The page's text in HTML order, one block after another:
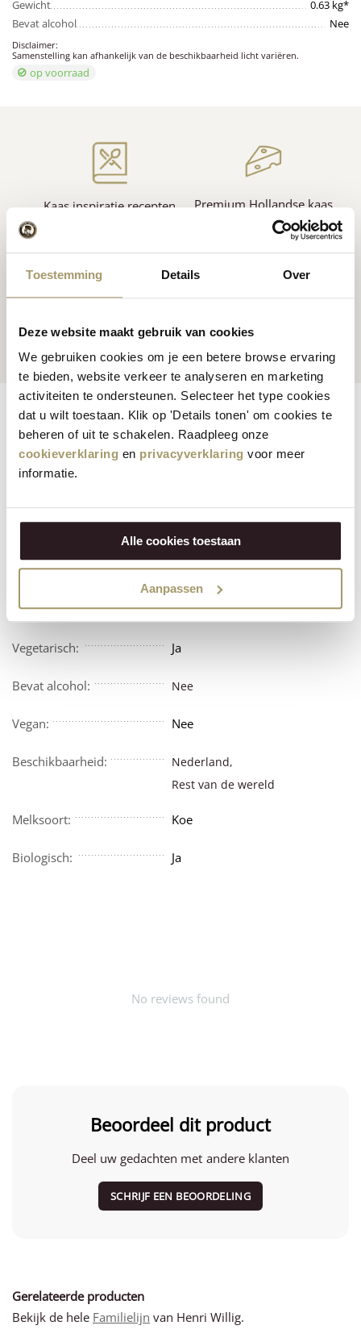
Toestemming Details Over
Deze website maakt gebruik van cookies
We gebruiken cookies om je een betere browse ervaring
te bieden, website verkeer te analyseren en marketing
activiteiten te ondersteunen. Selecteer het type cookies
dat u wilt toestaan. Klik op 'Details tonen' om cookies te
beheren of uit te schakelen. Raadpleeg onze
cookieverklaring en privacyverklaring voor meer
informatie.
Alle cookies toestaan
Aanpassen
Gewicht
0.63 kg*
Bevat alcohol
Nee
Disclaimer:
Samenstelling kan afhankelijk van de beschikbaarheid licht variëren.
op voorraad
Kaas inspiratierecepten Premium Hollandse kaas
Klanten beoordelen ons
gemiddeld met een 9.5
Ingrediënten Eigenschappen
Reviews
Overige informatie
voedingsinformatie te gaan:
Fabuolous Fenugreek by Jacob Willig Biologische Koekaas 210
Pure Gold by Wiebe Willig Biologische Koekaas 210 gram
Vegetarisch: Ja
Bevat alcohol: Nee
Vegan: Nee
Beschikbaarheid:
Nederland,
Rest van de wereld
Melksoort: Koe
Biologisch: Ja
No reviews found
Beoordeel dit product
Deel uw gedachten met andere klanten
SCHRIJF EEN BEOORDELING
Gerelateerde producten
Bekijk de hele Familielijn van Henri Willig.